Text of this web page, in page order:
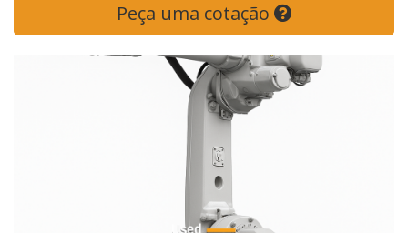
Peça uma cotação